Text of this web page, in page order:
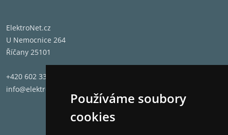
Používáme soubory
cookies
ElektroNet.cz
U Nemocnice 264
Říčany 25101
+420 602 331 662
info@elektronet.cz